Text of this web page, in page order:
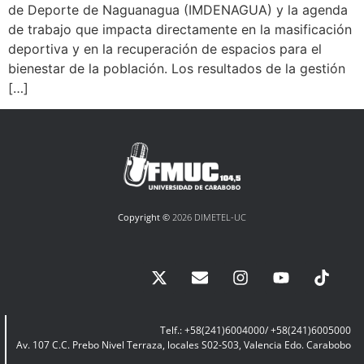
de Deporte de Naguanagua (IMDENAGUA) y la agenda
de trabajo que impacta directamente en la masificación
deportiva y en la recuperación de espacios para el
bienestar de la población. Los resultados de la gestión
[…]
Copyright © 2026 DIMETEL-UC
Telf.: +58(241)6004000/ +58(241)6005000
Av. 107 C.C. Prebo Nivel Terraza, locales S02-S03, Valencia Edo. Carabobo